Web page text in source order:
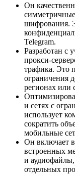
Он
шифрования.
Telegram.
Разработан с
прокси-
трафика. Это
ограничения
регионах или
и сетях с
использует
сократить
мобильные
Он включает
встроенных
и аудиофайлы,
отдельных